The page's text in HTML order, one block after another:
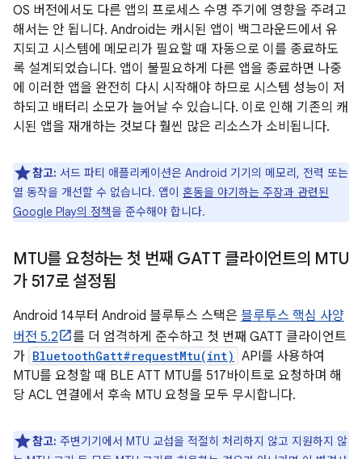
OS 버전에서도 다른 앱의 프로세스 수명 주기에 영향을 주려고
해서는 안 됩니다. Android는 캐시된 앱이 백그라운드에서 유
지되고 시스템에 메모리가 필요할 때 자동으로 이를 종료하도
록 설계되었습니다. 앱이 불필요하게 다른 앱을 종료하면 나중
에 이러한 앱을 완전히 다시 시작해야 하므로 시스템 성능이 저
하되고 배터리 소모가 늘어날 수 있습니다. 이로 인해 기존의 캐
시된 앱을 재개하는 것보다 훨씬 많은 리소스가 소비됩니다.
참고: 서드 파티 애플리케이션은 Android 기기의 메모리, 전력 또는
열 동작을 개선할 수 없습니다. 앱이 혼동을 야기하는 주장과 관련된
Google Play의 정책을 준수해야 합니다.
MTU를 요청하는 첫 번째 GATT 클라이언트의 MTU
가 517로 설정됨
Android 14부터 Android 블루투스 스택은 블루투스 핵심 사양
버전 5.2
를 더 엄격하게 준수하고 첫 번째 GATT 클라이언트
가 BluetoothGatt#requestMtu(int) API를 사용하여
MTU를 요청할 때 BLE ATT MTU를 517바이트로 요청하며 해
당 ACL 연결에서 후속 MTU 요청을 모두 무시합니다.
참고: 주변기기에서 MTU 교섭을 적절히 처리하지 않고 지원하지 않